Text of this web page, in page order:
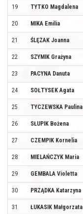
19 TYTKO Magdalena
20 MIKA Emilia
21 ŚLĘZAK Joanna
22 SZYMIK Grażyna
23 PACYNA Danuta
24 SOŁTYSEK Agata
25 TYCZEWSKA Paulina
26 SŁUPIK Bożena
27 CZEMPIK Kornelia
28 MIELAŃCZYK Maria
29 GEMBALA Violetta
30 PRZĄDKA Katarzyna
31 ŁUKASIK Małgorzata